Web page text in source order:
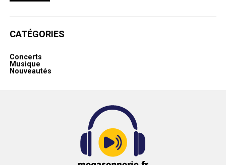
CATÉGORIES
Concerts
Musique
Nouveautés